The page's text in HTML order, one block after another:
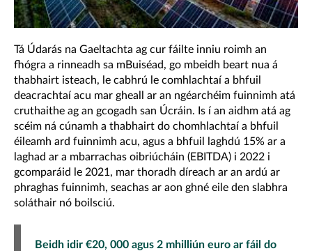
Tá Údarás na Gaeltachta ag cur fáilte inniu roimh an
fhógra a rinneadh sa mBuiséad, go mbeidh beart nua á
thabhairt isteach, le cabhrú le comhlachtaí a bhfuil
deacrachtaí acu mar gheall ar an ngéarchéim fuinnimh atá
cruthaithe ag an gcogadh san Úcráin. Is í an aidhm atá ag
scéim ná cúnamh a thabhairt do chomhlachtaí a bhfuil
éileamh ard fuinnimh acu, agus a bhfuil laghdú 15% ar a
laghad ar a mbarrachas oibriúcháin (EBITDA) i 2022 i
gcomparáid le 2021, mar thoradh díreach ar an ardú ar
phraghas fuinnimh, seachas ar aon ghné eile den slabhra
soláthair nó boilsciú.
Beidh idir €20, 000 agus 2 mhilliún euro ar fáil do